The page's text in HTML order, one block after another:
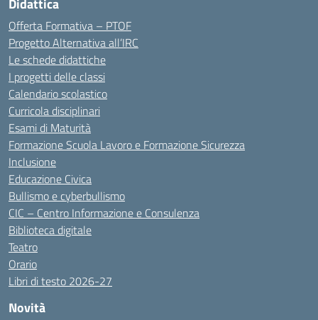
Didattica
Offerta Formativa – PTOF
Progetto Alternativa all’IRC
Le schede didattiche
I progetti delle classi
Calendario scolastico
Curricola disciplinari
Esami di Maturità
Formazione Scuola Lavoro e Formazione Sicurezza
Inclusione
Educazione Civica
Bullismo e cyberbullismo
CIC – Centro Informazione e Consulenza
Biblioteca digitale
Teatro
Orario
Libri di testo 2026-27
Novità